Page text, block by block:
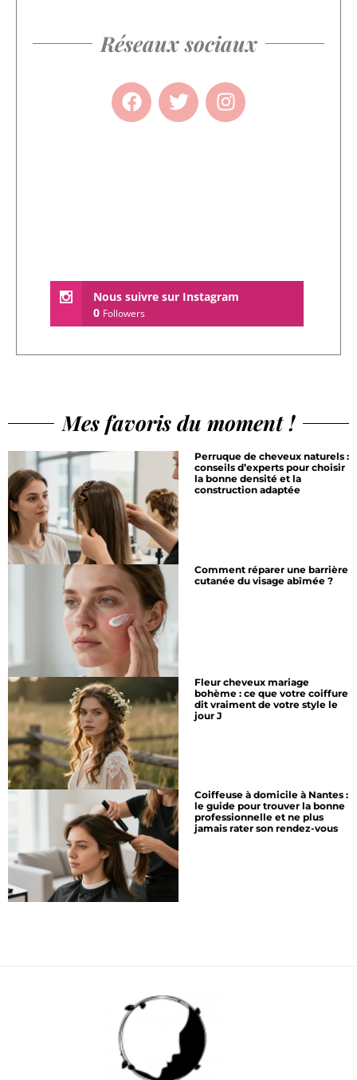
Réseaux sociaux
Nous suivre sur Instagram
0 Followers
Mes favoris du moment !
Perruque de cheveux naturels :
conseils d’experts pour choisir
la bonne densité et la
construction adaptée
Comment réparer une barrière
cutanée du visage abîmée ?
Fleur cheveux mariage
bohème : ce que votre coiffure
dit vraiment de votre style le
jour J
Coiffeuse à domicile à Nantes :
le guide pour trouver la bonne
professionnelle et ne plus
jamais rater son rendez-vous